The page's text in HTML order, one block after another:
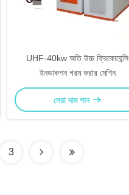
UHF-40kw অতি উচ্চ ফ্রিকোয়েন্সি
ইনডাকশন গরম করার মেশিন
সেরা দাম পান
3